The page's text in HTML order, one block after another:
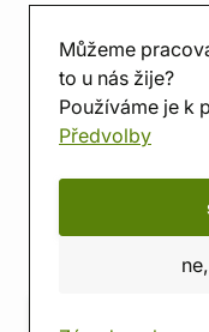
Můžeme
to u nás žije?
Používáme je k
Předvolby
Prodejna
Herna
O nás
Hodnocení obchodu